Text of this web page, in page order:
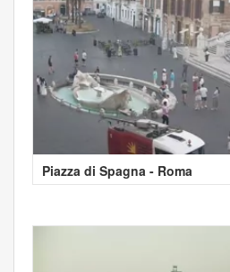
Piazza di Spagna - Roma